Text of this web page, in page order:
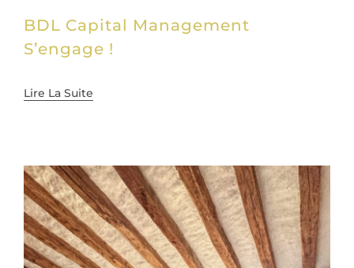
BDL Capital Management
S’engage !
Lire La Suite